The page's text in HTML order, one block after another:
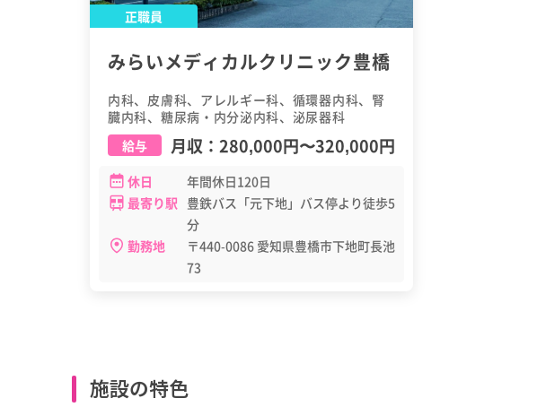
正職員
みらいメディカルクリニック豊橋
内科、皮膚科、アレルギー科、循環器内科、腎
臓内科、糖尿病・内分泌内科、泌尿器科
給与
月収： 280,000円〜320,000円
休日
年間休日120日
最寄り駅 豊鉄バス「元下地」バス停より徒歩5
分
勤務地
〒440-0086 愛知県豊橋市下地町長池
73
施設の特色